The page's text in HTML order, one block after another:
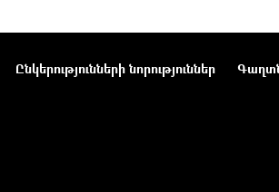
Ընկերությունների նորություններ